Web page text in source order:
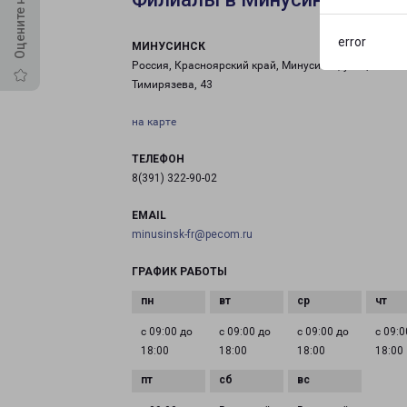
error
МИНУСИНСК
Россия, Красноярский край, Минусинск, улица
Тимирязева, 43
на карте
ТЕЛЕФОН
8(391) 322-90-02
EMAIL
minusinsk-fr@pecom.ru
ГРАФИК РАБОТЫ
с 09:00 до
18:00
с 09:00 до
18:00
с 09:00 до
18:00
с
18:00